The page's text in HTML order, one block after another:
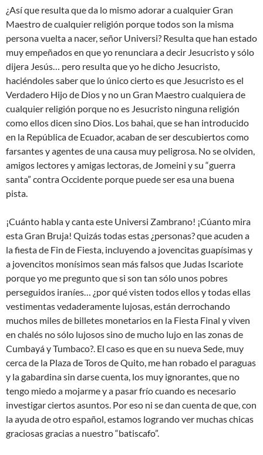
¿Así que resulta que da lo mismo adorar a cualquier Gran
Maestro de cualquier religión porque todos son la misma
persona vuelta a nacer, señor Universi? Resulta que han estado
muy empeñados en que yo renunciara a decir Jesucristo y sólo
dijera Jesús… pero resulta que yo he dicho Jesucristo,
haciéndoles saber que lo único cierto es que Jesucristo es el
Verdadero Hijo de Dios y no un Gran Maestro cualquiera de
cualquier religión porque no es Jesucristo ninguna religión
como ellos dicen sino Dios. Los bahai, que se han introducido
en la República de Ecuador, acaban de ser descubiertos como
farsantes y agentes de una causa muy peligrosa. No se olviden,
amigos lectores y amigas lectoras, de Jomeini y su “guerra
santa” contra Occidente porque puede ser esa una buena
pista.
¡Cuánto habla y canta este Universi Zambrano! ¡Cúanto mira
esta Gran Bruja! Quizás todas estas ¿personas? que acuden a
la fiesta de Fin de Fiesta, incluyendo a jovencitas guapísimas y
a jovencitos monísimos sean más falsos que Judas Iscariote
porque yo me pregunto que si son tan sólo unos pobres
perseguidos iraníes… ¿por qué visten todos ellos y todas ellas
vestimentas vedaderamente lujosas, están derrochando
muchos miles de billetes monetarios en la Fiesta Final y viven
en chalés no sólo lujosos sino de mucho lujo en las zonas de
Cumbayá y Tumbaco?. El caso es que en su nueva Sede, muy
cerca de la Plaza de Toros de Quito, me han robado el paraguas
y la gabardina sin darse cuenta, los muy ignorantes, que no
tengo miedo a mojarme y a pasar frío cuando es necesario
investigar ciertos asuntos. Por eso ni se dan cuenta de que, con
la ayuda de otro español, estamos logrando ver muchas chicas
graciosas gracias a nuestro “batiscafo”.